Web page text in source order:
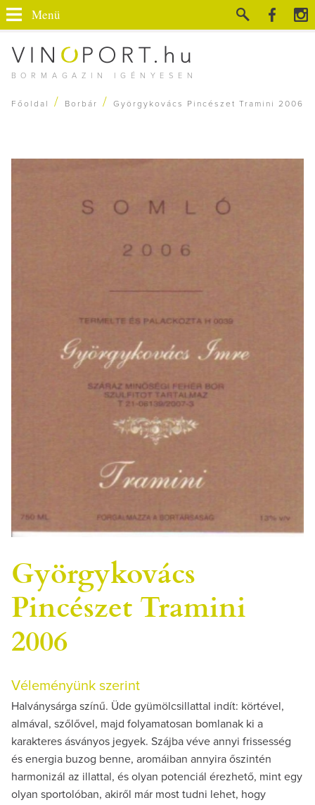
BORMAGAZIN IGÉNYESEN
Menü
Főoldal / Borbár / Györgykovács Pincészet Tramini 2006
Györgykovács
Pincészet Tramini
2006
Véleményünk szerint
Halványsárga színű. Üde gyümölcsillattal indít: körtével,
almával, szőlővel, majd folyamatosan bomlanak ki a
karakteres ásványos jegyek. Szájba véve annyi frissesség
és energia buzog benne, aromáiban annyira őszintén
harmonizál az illattal, és olyan potenciál érezhető, mint egy
olyan sportolóban, akiről már most tudni lehet, hogy